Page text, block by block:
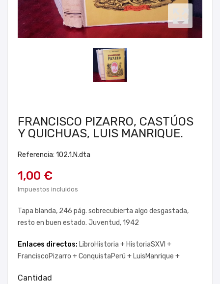
FRANCISCO PIZARRO, CASTÚOS
Y QUICHUAS, LUIS MANRIQUE.
Referencia: 102.1.N.dta
1,00 €
Impuestos incluidos
Tapa blanda, 246 pág. sobrecubierta algo desgastada,
resto en buen estado. Juventud, 1942
Enlaces directos: LibroHistoria + HistoriaSXVI +
FranciscoPizarro +ConquistaPerú + LuisManrique +
Cantidad